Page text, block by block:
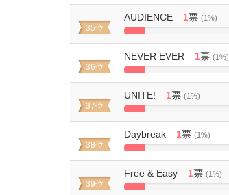
Complete
35位
AUDIENCE 1票 (1%)
5%
Complete
36位
NEVER EVER 1票 (1%)
5%
Complete
37位
UNITE! 1票 (1%)
5%
Complete
38位
Daybreak 1票 (1%)
5%
Complete
39位
Free & Easy 1票 (1%)
5%